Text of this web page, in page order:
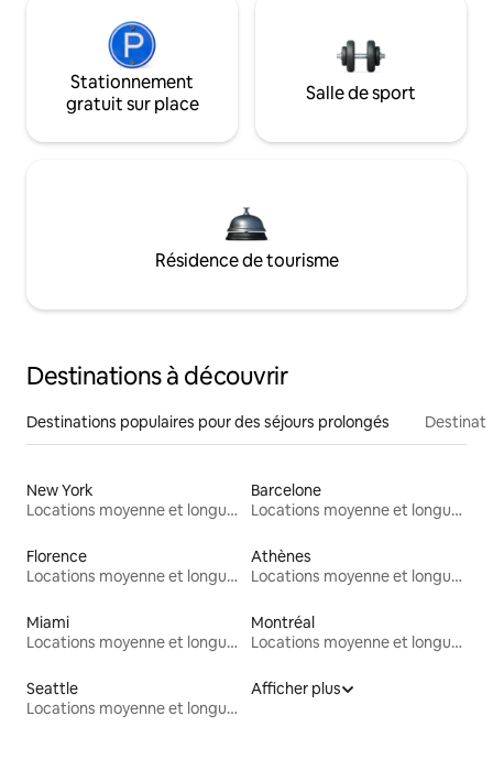
Stationnement
gratuit sur place
Salle de sport
Résidence de tourisme
Destinations à découvrir
Destinations populaires pour des séjours prolongés
New York
Locations moyenne et longue durée
Barcelone
Locations moyenne et longue durée
Florence
Locations moyenne et longue durée
Athènes
Locations moyenne et longue durée
Miami
Locations moyenne et longue durée
Montréal
Locations moyenne et longue durée
Seattle
Locations moyenne et longue durée
Afficher plus